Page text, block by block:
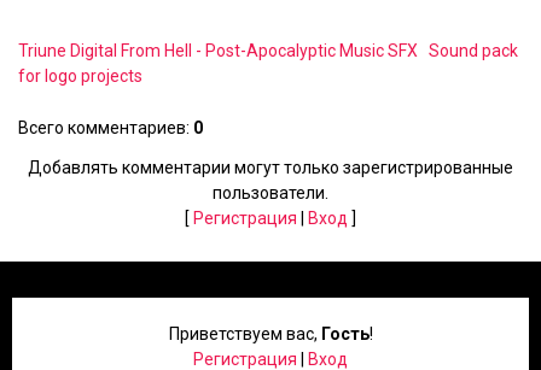
Triune Digital From Hell - Post-Apocalyptic Music SFX
Sound pack
for logo projects
Всего комментариев: 0
Добавлять комментарии могут только зарегистрированные
пользователи.
[ Регистрация Вход ]
Приветствуем вас, Гость!
Регистрация
Вход